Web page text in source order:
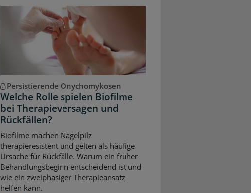
Persistierende Onychomykosen
Welche Rolle spielen Biofilme
bei Therapieversagen und
Rückfällen?
Biofilme machen Nagelpilz
therapieresistent und gelten als häufige
Ursache für Rückfälle. Warum ein früher
Behandlungsbeginn entscheidend ist und
wie ein zweiphasiger Therapieansatz
helfen kann.